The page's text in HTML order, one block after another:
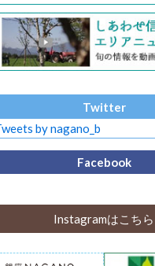
Twitter
by nagano_b
Facebook
Instagramはこちら